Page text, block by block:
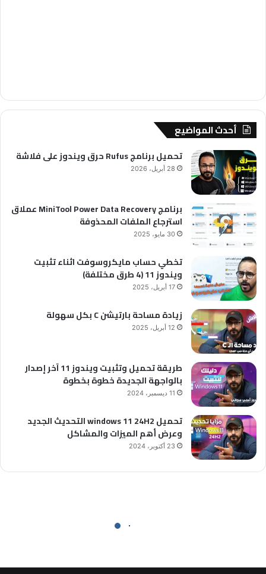
أحدث المواضيع
تحميل برنامج Rufus حرق ويندوز على فلاشة
28 أبريل، 2026
برنامج MiniTool Power Data Recovery عملاق
استرجاع الملفات المحذوفة
30 مايو، 2025
تخطي حساب مايكروسوفت اثناء تثبيت
ويندوز 11 (4 طرق مختلفة)
17 أبريل، 2025
زيادة مساحة بارتيشن C بكل سهولة
12 أبريل، 2025
طريقة تحميل وتثبيت ويندوز 11 آخر إصدار
بالواجهة الجديدة خطوة بخطوة
11 ديسمبر، 2024
تحميل windows 11 24H2 التحديث الجديد
وعرض أهم الميزات والمشاكل
23 أكتوبر، 2024